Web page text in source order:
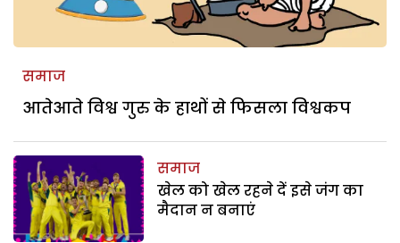
समाज
आतेआते विश्व गुरु के हाथों से फिसला विश्वकप
समाज
खेल को खेल रहने दें इसे जंग का
मैदान न बनाएं